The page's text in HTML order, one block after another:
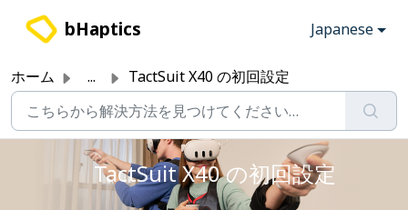
bHaptics Japanese
ホーム ... TactSuit X40 の初回設定
TactSuit X40 の初回設定